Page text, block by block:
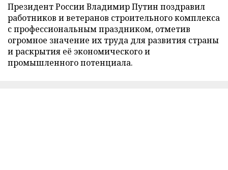
Президент России Владимир Путин поздравил
работников и ветеранов строительного комплекса
с профессиональным праздником, отметив
огромное значение их труда для развития страны
и раскрытия её экономического и
промышленного потенциала.